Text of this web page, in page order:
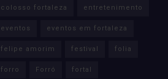
colosso fortaleza entretenimento
eventos eventos em fortaleza
felipe amorim festival folia
forro Forró fortal